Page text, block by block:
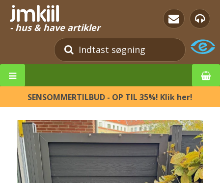
- hus & have artikler
SENSOMMERTILBUD - OP TIL 35%! Klik her!